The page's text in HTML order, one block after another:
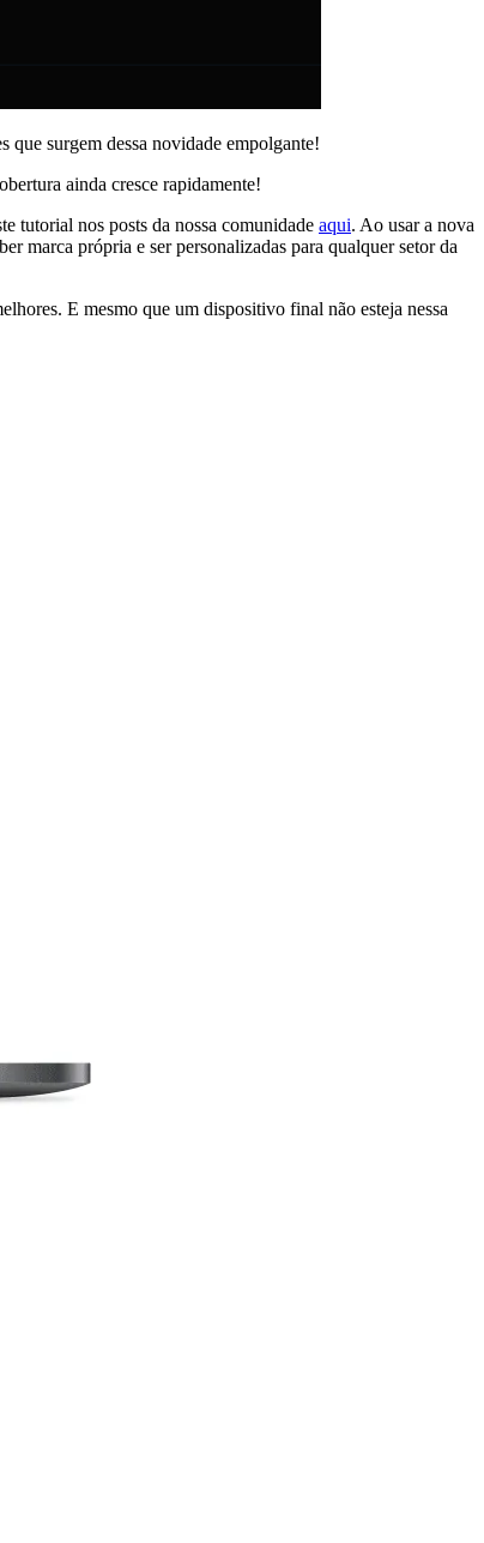
que surgem dessa novidade empolgante!
ainda cresce rapidamente!
tutorial nos posts da nossa comunidade aqui. Ao usar a nova
marca própria e ser personalizadas para qualquer setor da
E mesmo que um dispositivo final não esteja nessa